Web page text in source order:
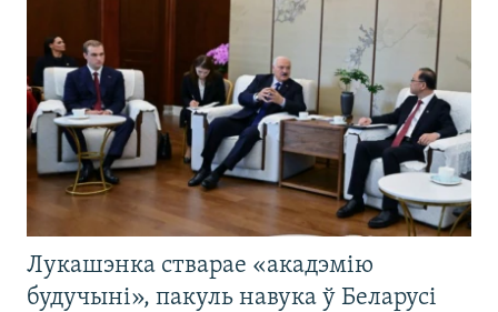
Лукашэнка стварае «акадэмію
будучыні», пакуль навука ў Беларусі